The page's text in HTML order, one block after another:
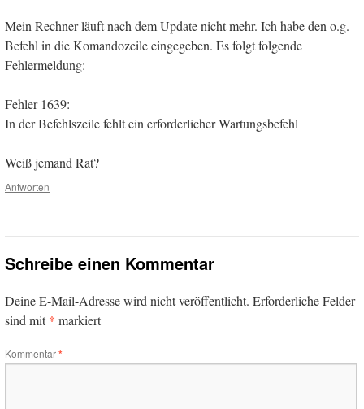
Mein Rechner läuft nach dem Update nicht mehr. Ich habe den o.g.
Befehl in die Komandozeile eingegeben. Es folgt folgende
Fehlermeldung:
Fehler 1639:
In der Befehlszeile fehlt ein erforderlicher Wartungsbefehl
Weiß jemand Rat?
Antworten
Schreibe einen Kommentar
Deine E-Mail-Adresse wird nicht veröffentlicht. Erforderliche Felder
sind mit* markiert
Kommentar*